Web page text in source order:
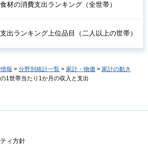
材の消費支出ランキング（全世帯）
出ランキング上位品目（二人以上の世帯）
報 > 分野別統計一覧 > 家計・物価 > 家計の動き
1世帯当たり1か月の収入と支出
ィ方針